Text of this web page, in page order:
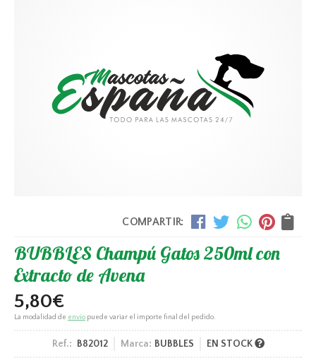
COMPARTIR:
BUBBLES Champú Gatos 250ml con
Extracto de Avena
5,80€
La modalidad de envío puede variar el importe final del pedido.
Ref.: B82012 Marca: BUBBLES EN STOCK